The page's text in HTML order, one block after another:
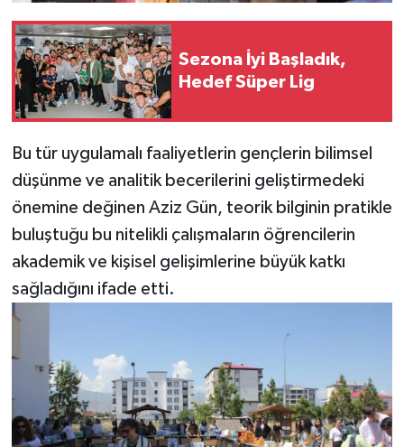
Sezona İyi Başladık,
Hedef Süper Lig
Bu tür uygulamalı faaliyetlerin gençlerin bilimsel
düşünme ve analitik becerilerini geliştirmedeki
önemine değinen Aziz Gün, teorik bilginin pratikle
buluştuğu bu nitelikli çalışmaların öğrencilerin
akademik ve kişisel gelişimlerine büyük katkı
sağladığını ifade etti.